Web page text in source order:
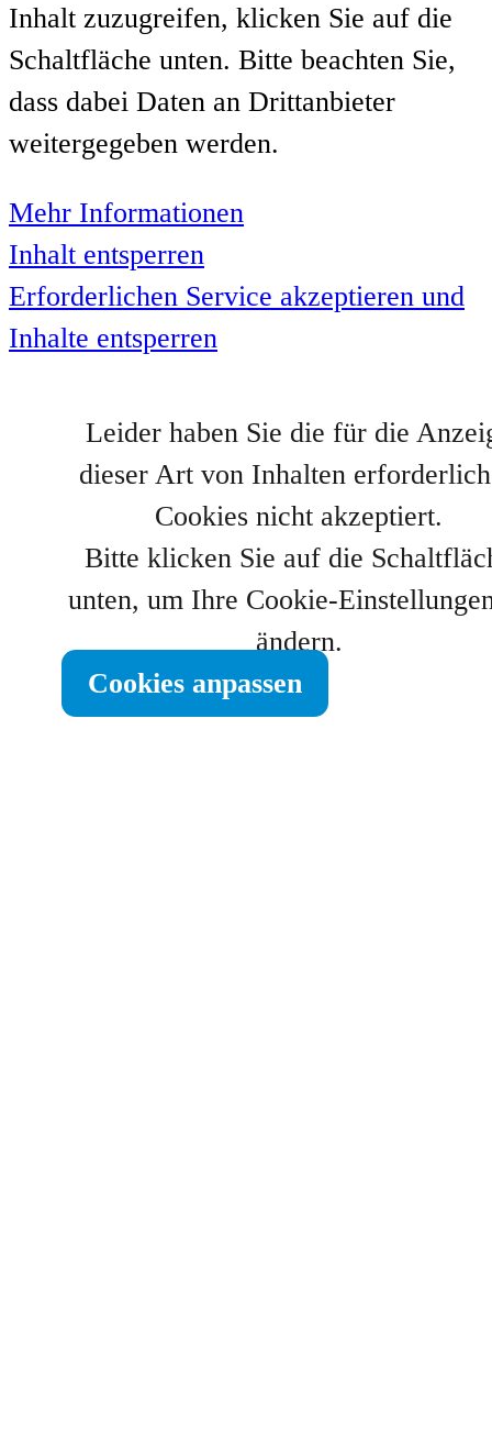
Inhalt zuzugreifen, klicken Sie auf die
Schaltfläche unten. Bitte beachten Sie,
dass dabei Daten an Drittanbieter
weitergegeben werden.
Mehr Informationen
Inhalt entsperren
Erforderlichen Service akzeptieren und
Inhalte entsperren
Leider haben Sie die für die
dieser Art von Inhalten
Cookies nicht akzeptiert.
Bitte klicken Sie auf die
unten, um Ihre Cookie-
ändern.
Cookies anpassen